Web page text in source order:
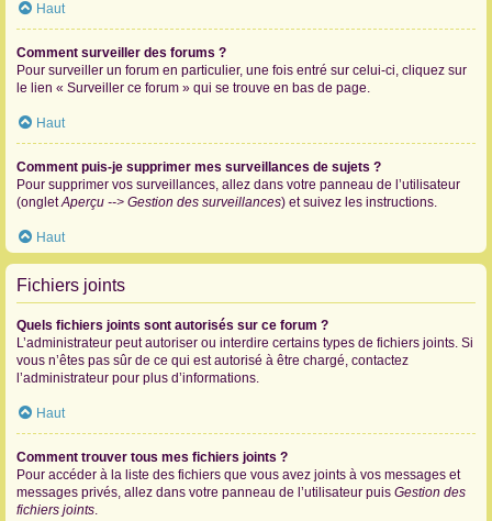
Haut
Comment surveiller des forums ?
Pour surveiller un forum en particulier, une fois entré sur celui-ci, cliquez sur
le lien « Surveiller ce forum » qui se trouve en bas de page.
Haut
Comment puis-je supprimer mes surveillances de sujets ?
Pour supprimer vos surveillances, allez dans votre panneau de l’utilisateur
(ongletAperçu --> Gestion des surveillances) et suivez les instructions.
Haut
Fichiers joints
Quels fichiers joints sont autorisés sur ce forum ?
L’administrateur peut autoriser ou interdire certains types de fichiers joints. Si
vous n’êtes pas sûr de ce qui est autorisé à être chargé, contactez
l’administrateur pour plus d’informations.
Haut
Comment trouver tous mes fichiers joints ?
Pour accéder à la liste des fichiers que vous avez joints à vos messages et
messages privés, allez dans votre panneau de l’utilisateur puis Gestion des
fichiers joints.